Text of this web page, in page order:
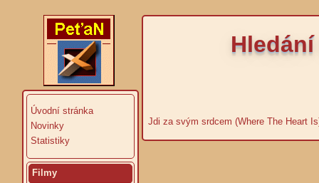
Úvodní stránka
Novinky
Statistiky
Filmy
Jdi za svým srdcem (Where The Heart